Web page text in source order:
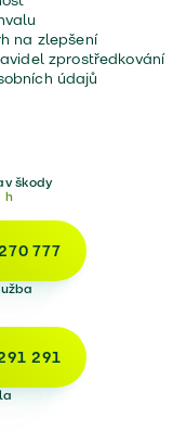
na zlepšení
zprostředkování
údajů
škody
h
777
291